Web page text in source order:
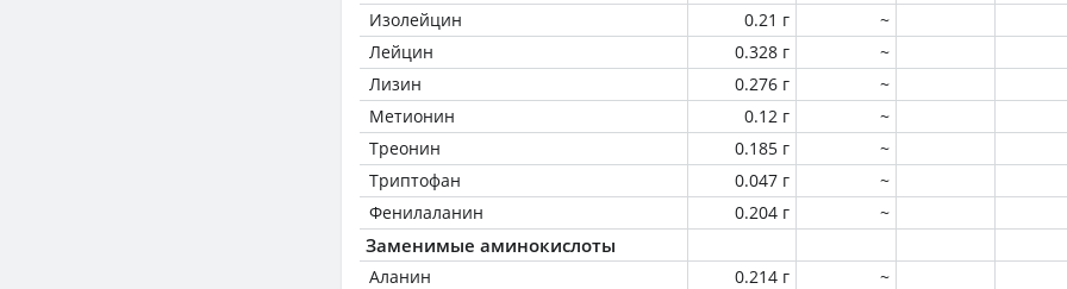
Изолейцин
0.21 г
~
Лейцин
0.328 г
~
Лизин
0.276 г
~
Метионин
0.12 г
~
Треонин
0.185 г
~
Триптофан
0.047 г
~
Фенилаланин
0.204 г ~
Заменимые аминокислоты
Аланин 0.214 г ~